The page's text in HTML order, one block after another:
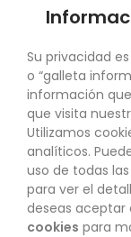
SU
Su privacidad
o “galleta
información
que visita
Utilizamos
analíticos.
uso de todas
para ver el
deseas aceptar
cookies para